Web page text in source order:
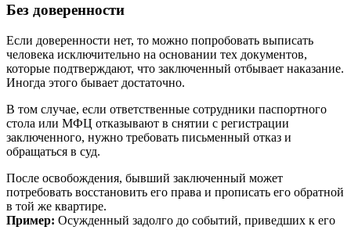
Без доверенности
Если доверенности нет, то можно попробовать выписать
человека исключительно на основании тех документов,
которые подтверждают, что заключенный отбывает наказание.
Иногда этого бывает достаточно.
В том случае, если ответственные сотрудники паспортного
стола или МФЦ отказывают в снятии с регистрации
заключенного, нужно требовать письменный отказ и
обращаться в суд.
После освобождения, бывший заключенный может
потребовать восстановить его права и прописать его обратной
в той же квартире.
Пример: Осужденный задолго до событий, приведших к его